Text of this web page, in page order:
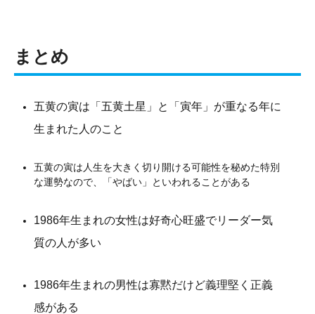
まとめ
五黄の寅は「五黄土星」と「寅年」が重なる年に
生まれた人のこと
五黄の寅は人生を大きく切り開ける可能性を秘めた特別
な運勢なので、「やばい」といわれることがある
1986年生まれの女性は好奇心旺盛でリーダー気
質の人が多い
1986年生まれの男性は寡黙だけど義理堅く正義
感がある